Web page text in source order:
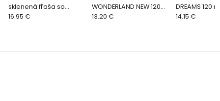
sklenená fľaša so
silikónovým cumlíkom
16.95 €
WONDERLAND NEW 120
ml fyziologická SX PRO
13.20 €
DREAMS 120
fyziologická
14.15 €